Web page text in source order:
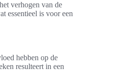
verhogen van de
essentieel is voor een
hebben op de
resulteert in een